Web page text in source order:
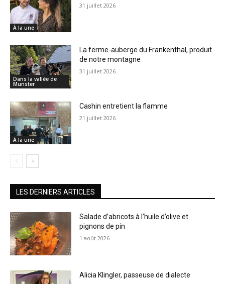
À la une
31 juillet 2026
Dans la vallée de
Munster
La ferme-auberge du Frankenthal, produit
de notre montagne
31 juillet 2026
À la une
Cashin entretient la flamme
21 juillet 2026
LES DERNIERS ARTICLES
Salade d’abricots à l’huile d’olive et
pignons de pin
1 août 2026
Alicia Klingler, passeuse de dialecte